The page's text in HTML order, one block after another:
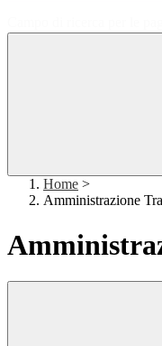
Home >
Amministrazione